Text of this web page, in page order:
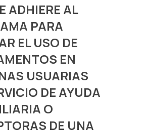
ADHIERE AL
PARA
EL USO DE
EN
USUARIAS
DE AYUDA
O
DE UNA